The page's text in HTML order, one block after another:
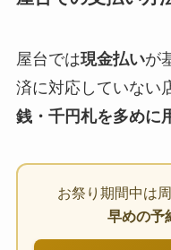
屋台では現金払いが
済に対応していない
銭・千円札を多めに
お祭り期間中は
早めの予